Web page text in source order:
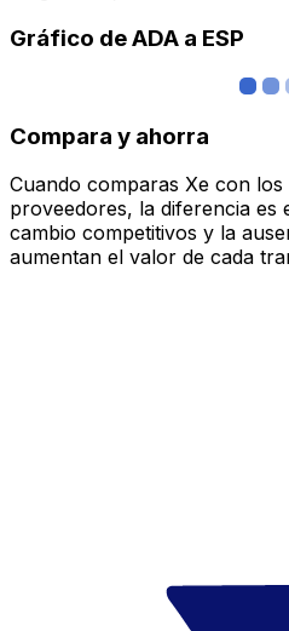
Gráfico de ADA a ESP
Compara y ahorra
Cuando comparas Xe con
proveedores, la diferencia es
cambio competitivos y la
aumentan el valor de cada